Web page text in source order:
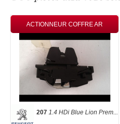
ACTIONNEUR COFFRE AR
207 1.4 HDi Blue Lion Prem...